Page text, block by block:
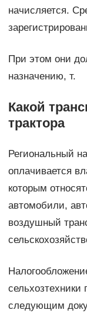
начисляется.
При этом они
назначению, т.
Какой
трактора
Региональный
оплачивается
которым
автомобили,
воздушный
сельхозтехники
следующим